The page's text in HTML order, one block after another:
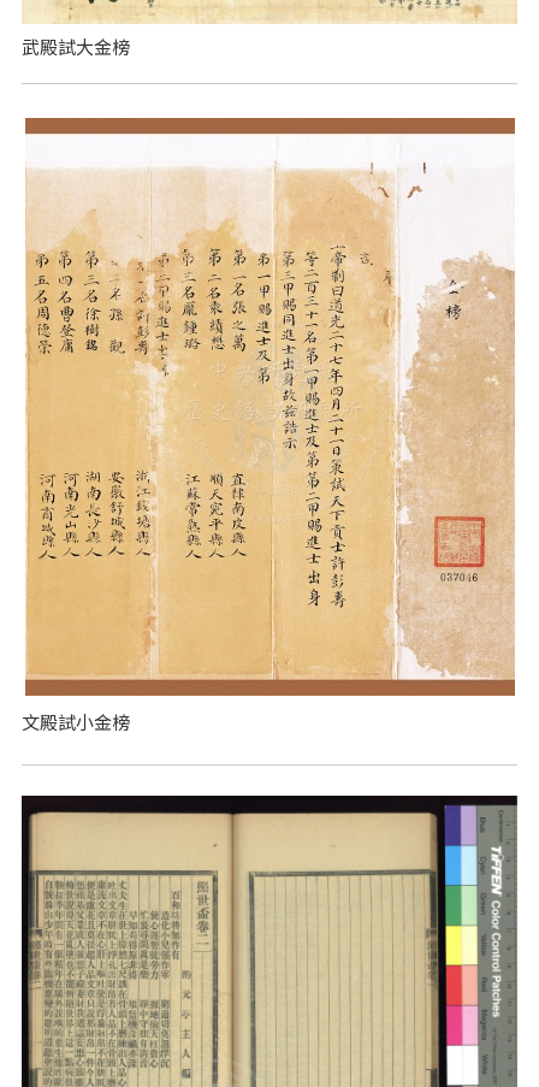
武殿試大金榜
文殿試小金榜